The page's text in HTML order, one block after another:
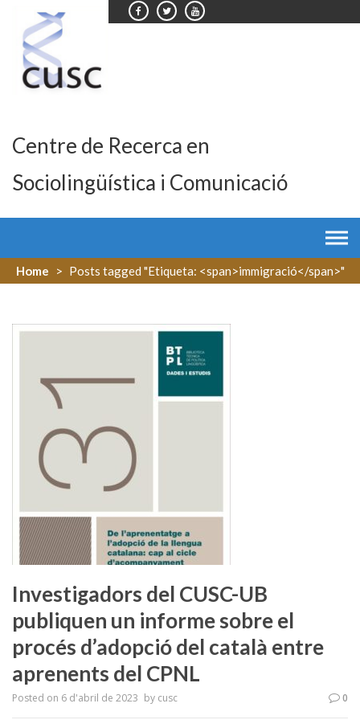
content
Centre de Recerca en
Sociolingüística i Comunicació
Home > Posts tagged "Etiqueta: <span>immigració</span>"
Investigadors del CUSC-UB
publiquen un informe sobre el
procés d’adopció del català entre
aprenents del CPNL
Posted on 6 d'abril de 2023 by cusc 0